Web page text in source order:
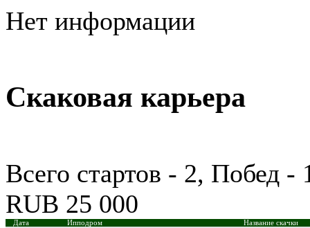
Нет информации
Скаковая карьера
Всего стартов - 2, Побед
RUB 25 000
Дата Ипподром Название скачки